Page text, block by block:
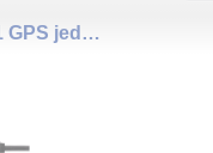
GV50CEU LTE Cat1 GPS jednotka